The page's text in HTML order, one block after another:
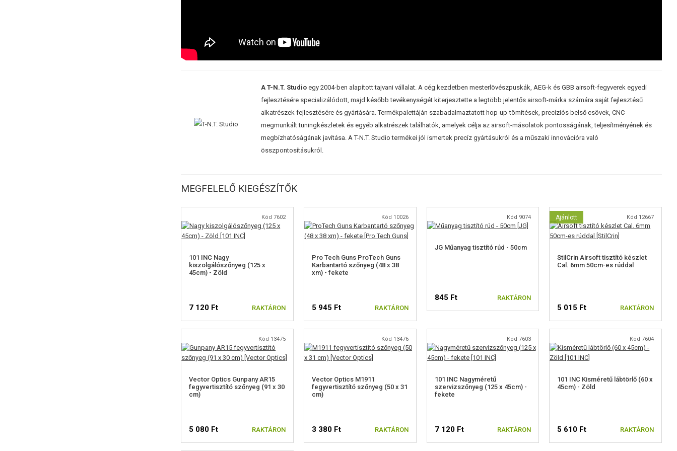
A T-N.T. Studio egy 2004-ben alapított tajvani vállalat. A cég kezdetben mesterlövészpuskák, AEG-k és GBB airsoft-fegyverek egyedi
fejlesztésére specializálódott, majd később tevékenységét kiterjesztette a legtöbb jelentős airsoft-márka számára saját fejlesztésű
alkatrészek fejlesztésére és gyártására. Termékpalettáján szabadalmaztatott hop-up-tömítések, precíziós belső csövek, CNC-
megmunkált tuningkészletek és egyéb alkatrészek találhatók, amelyek célja az airsoft-másolatok pontosságának, teljesítményének és
megbízhatóságának javítása. A T-N.T. Studio termékei jól ismertek precíz gyártásukról és a műszaki innovációra való
összpontosításukról.
MEGFELELŐ KIEGÉSZÍTŐK
Kód 7602
101 INC Nagy
kiszolgálószőnyeg (125 x
45cm) - Zöld
7 120 Ft RAKTÁRON
Kód 10026
Pro Tech Guns ProTech Guns
Karbantartó szőnyeg (48 x 38
xm) - fekete
5 945 Ft RAKTÁRON
Kód 9074
JG Műanyag tisztító rúd - 50cm
845 Ft RAKTÁRON
Ajánlott Kód 12667
StilCrin Airsoft tisztító készlet
Cal. 6mm 50cm-es rúddal
5 015 Ft RAKTÁRON
Kód 13475
Vector Optics Gunpany AR15
fegyvertisztító szőnyeg (91 x 30
cm)
5 080 Ft RAKTÁRON
Kód 13476
Vector Optics M1911
fegyvertisztító szőnyeg (50 x 31
cm)
3 380 Ft RAKTÁRON
Kód 7603
101 INC Nagyméretű
szervizszőnyeg (125 x 45cm) -
fekete
7 120 Ft RAKTÁRON
Kód 7604
101 INC Kisméretű lábtörlő (60 x
45cm) - Zöld
5 610 Ft RAKTÁRON